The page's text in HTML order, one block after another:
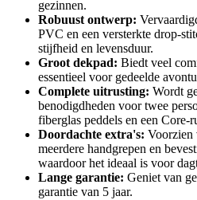
gezinnen.
Robuust ontwerp:
PVC en een versterkte drop-
stijfheid en levensduur.
Groot dekpad: Biedt veel
essentieel voor gedeelde
Complete uitrusting: Wordt
benodigdheden voor twee
fiberglas peddels en een Core-
Doordachte extra's: Voorzien
meerdere handgrepen en
waardoor het ideaal is voor
Lange garantie: Geniet van
garantie van 5 jaar.